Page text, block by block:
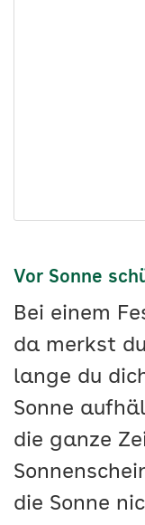
Vor Sonne
Bei einem
da merkst
lange du
Sonne
die ganze
die Sonne